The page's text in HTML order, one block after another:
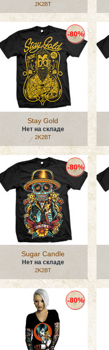
2K2BT
Stay Gold
Нет на складе
2K2BT
-80%
Sugar Candle
Нет на складе
2K2BT
-80%
-80%